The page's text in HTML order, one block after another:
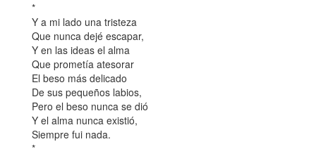
*
Y a mi lado una tristeza
Que nunca dejé escapar,
Y en las ideas el alma
Que prometía atesorar
El beso más delicado
De sus pequeños labios,
Pero el beso nunca se dió
Y el alma nunca existió,
Siempre fui nada.
*